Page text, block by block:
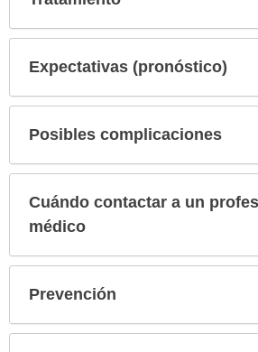
Expectativas (pronóstico)
Posibles complicaciones
Cuándo contactar a un
médico
Prevención